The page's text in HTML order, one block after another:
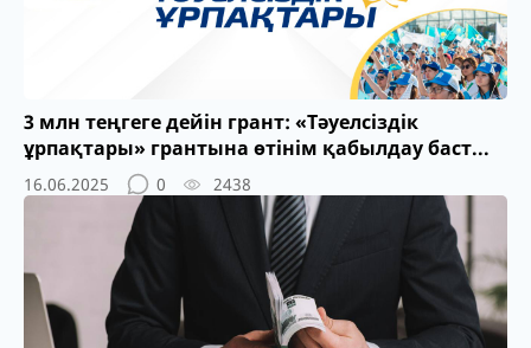
3 млн теңгеге дейін грант: «Тәуелсіздік
ұрпақтары» грантына өтінім қабылдау баст...
16.06.2025 0 2438